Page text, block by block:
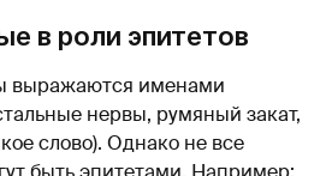
в роли эпитетов
выражаются именами
нервы, румяный закат,
слово). Однако не все